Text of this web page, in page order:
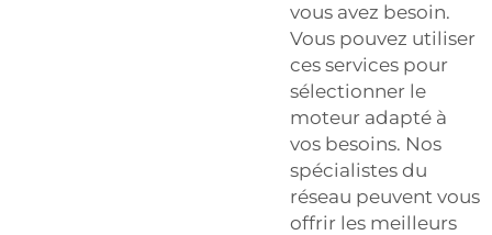
vous avez besoin.
Vous pouvez utiliser
ces services pour
sélectionner le
moteur adapté à
vos besoins. Nos
spécialistes du
réseau peuvent vous
offrir les meilleurs